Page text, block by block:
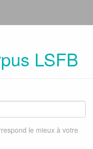
LSFB
le mieux à votre